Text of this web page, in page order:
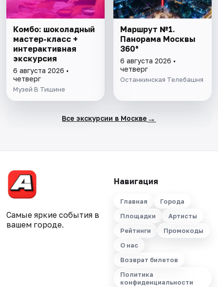
Комбо: шоколадный
мастер-класс +
интерактивная
экскурсия
6 августа 2026 •
четверг
Музей В Тишине
Маршрут №1.
Панорама Москвы
360°
6 августа 2026 •
четверг
Останкинская Телебашня
Все экскурсии в Москве →
Самые яркие события в
вашем городе.
Навигация
Главная
Города
Площадки
Артисты
Рейтинги
Промокоды
О нас
Возврат билетов
Политика
конфиденциальности